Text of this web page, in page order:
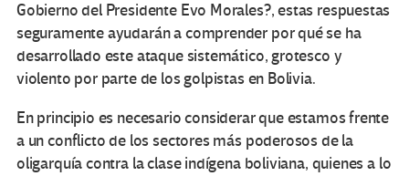
Gobierno del Presidente Evo Morales?, estas respuestas
seguramente ayudarán a comprender por qué se ha
desarrollado este ataque sistemático, grotesco y
violento por parte de los golpistas en Bolivia.
En principio es necesario considerar que estamos frente
a un conflicto de los sectores más poderosos de la
oligarquía contra la clase indígena boliviana, quienes a lo